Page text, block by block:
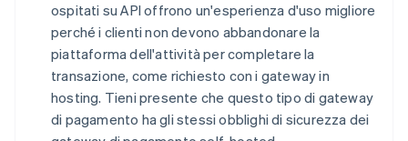
ospitati su API offrono un'esperienza d'uso migliore
perché i clienti non devono abbandonare la
piattaforma dell'attività per completare la
transazione, come richiesto con i gateway in
hosting. Tieni presente che questo tipo di gateway
di pagamento ha gli stessi obblighi di sicurezza dei